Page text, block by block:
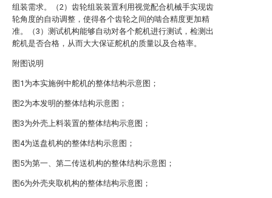
组装需求。（2）齿轮组装装置利用视觉配合机械手实现齿
轮角度的自动调整，使得各个齿轮之间的啮合精度更加精
准。（3）测试机构能够自动对各个舵机进行测试，检测出
舵机是否合格，从而大大保证舵机的质量以及合格率。
附图说明
图1为本实施例中舵机的整体结构示意图；
图2为本发明的整体结构示意图；
图3为外壳上料装置的整体结构示意图；
图4为送盘机构的整体结构示意图；
图5为第一、第二传送机构的整体结构示意图；
图6为外壳夹取机构的整体结构示意图；